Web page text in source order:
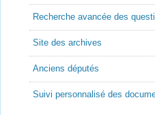
Recherche avancée des
Site des archives
Anciens députés
Suivi personnalisé des